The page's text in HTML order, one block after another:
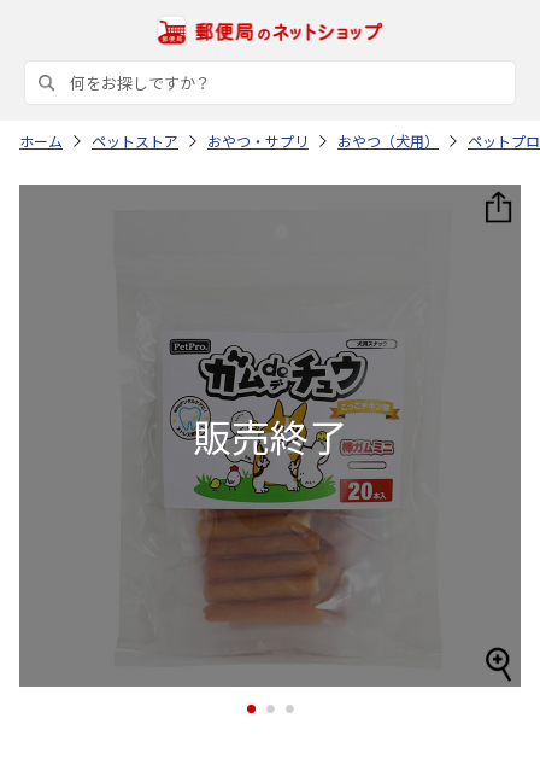
ホーム ペットストア おやつ・サプリ おやつ（犬用） ペットプ
1 2 3